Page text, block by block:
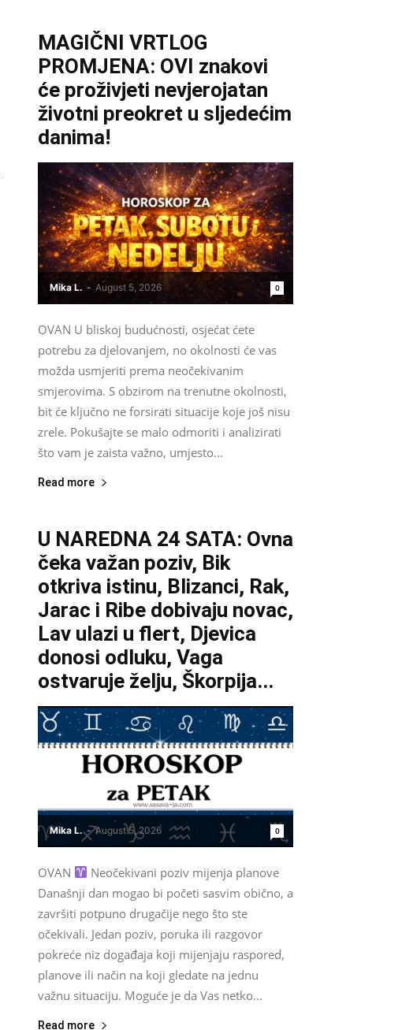
MAGIČNI VRTLOG
PROMJENA: OVI znakovi
će proživjeti nevjerojatan
životni preokret u sljedećim
danima!
Mika L. - August 5, 2026 0
OVAN U bliskoj budućnosti, osjećat ćete
potrebu za djelovanjem, no okolnosti će vas
možda usmjeriti prema neočekivanim
smjerovima. S obzirom na trenutne okolnosti,
bit će ključno ne forsirati situacije koje još nisu
zrele. Pokušajte se malo odmoriti i analizirati
što vam je zaista važno, umjesto...
Read more
U NAREDNA 24 SATA: Ovna
čeka važan poziv, Bik
otkriva istinu, Blizanci, Rak,
Jarac i Ribe dobivaju novac,
Lav ulazi u flert, Djevica
donosi odluku, Vaga
ostvaruje želju, Škorpija...
Mika L. - August 5, 2026 0
OVAN
Neočekivani poziv mijenja planove
Današnji dan mogao bi početi sasvim obično, a
završiti potpuno drugačije nego što ste
očekivali. Jedan poziv, poruka ili razgovor
pokreće niz događaja koji mijenjaju raspored,
planove ili način na koji gledate na jednu
važnu situaciju. Moguće je da Vas netko...
Read more